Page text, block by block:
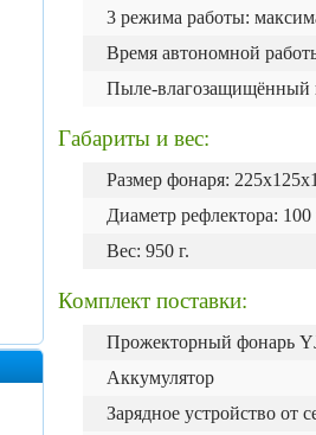
3 режима работы:
Время автономной
Пыле-влагозащищённый
Габариты и вес:
Размер фонаря:
Диаметр рефлектора:
Вес: 950 г.
Комплект поставки:
Прожекторный фонарь
Аккумулятор
Зарядное устройство от